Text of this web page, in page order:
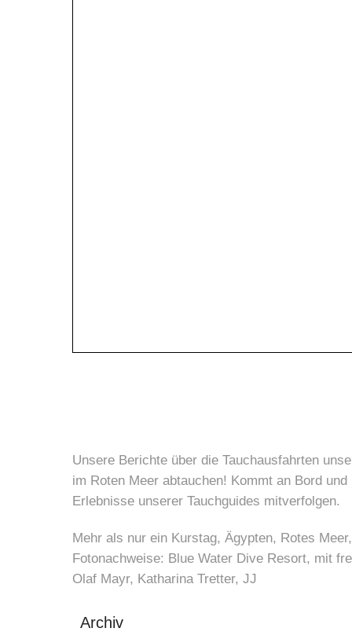
Unsere Berichte über die Tauchausfahrten
im Roten Meer abtauchen! Kommt an Bord
Erlebnisse unserer Tauchguides mitverfolgen.
Mehr als nur ein Kurstag, Ägypten, Rotes
Fotonachweise: Blue Water Dive Resort, mit
Olaf Mayr, Katharina Tretter, JJ
Archiv